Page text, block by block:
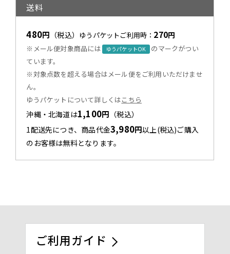
送料
480円 （税込） ゆうパケットご利用時： 270円
※メール便対象商品には ゆうパケットOK
のマークがつい
ています。
※対象点数を超える場合はメール便をご利用いただけませ
ん。
ゆうパケットについて詳しくはこちら
沖縄・北海道は1,100円 （税込）
1配送先につき、商品代金3,980円以上(税込)ご購入
のお客様は無料となります。
ご利用ガイド